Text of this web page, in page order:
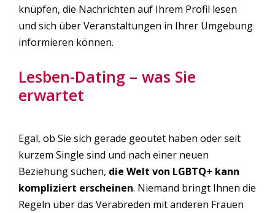
knüpfen, die Nachrichten auf Ihrem Profil lesen
und sich über Veranstaltungen in Ihrer Umgebung
informieren können.
Lesben-Dating – was Sie
erwartet
Egal, ob Sie sich gerade geoutet haben oder seit
kurzem Single sind und nach einer neuen
Beziehung suchen, die Welt von LGBTQ+ kann
kompliziert erscheinen. Niemand bringt Ihnen die
Regeln über das Verabreden mit anderen Frauen